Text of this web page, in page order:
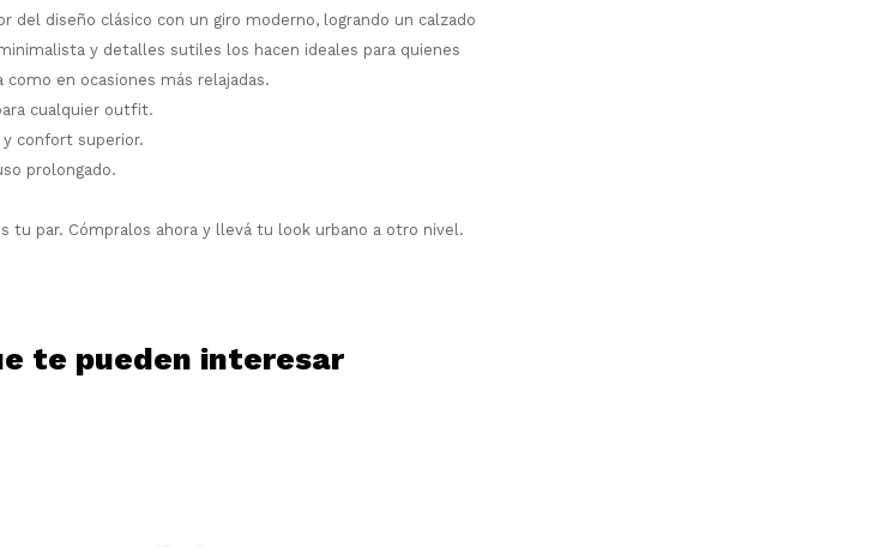
diseño clásico con un giro moderno, logrando un calzado
y detalles sutiles los hacen ideales para quienes
en ocasiones más relajadas.
cualquier outfit.
confort superior.
prolongado.
tu par. Cómpralos ahora y llevá tu look urbano a otro nivel.
te pueden interesar
ahora y Pagá
hasta en 12
y sin tocar tu
comprar!
cuotas sin recargo o hasta
* ¡Solo con tu cédula!
aprobación crediticia.
calificado para comprar
Pago Después:
para comprar usando Pago
Después.
para comprar en las cuotas
crediticia. El monto
puede variar por comercio
Ups!
por cualquier duda
salió mal!
nuevamente mas tarde.